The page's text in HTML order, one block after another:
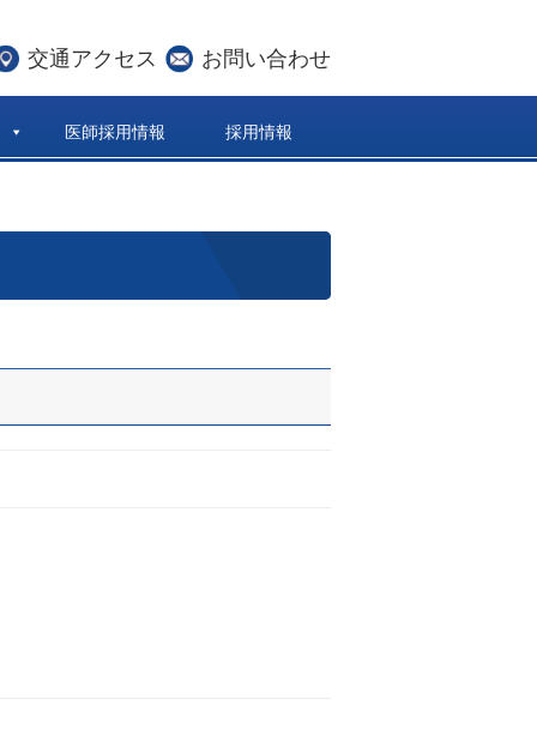
交通アクセス お問い合わせ
医師採用情報 採用情報